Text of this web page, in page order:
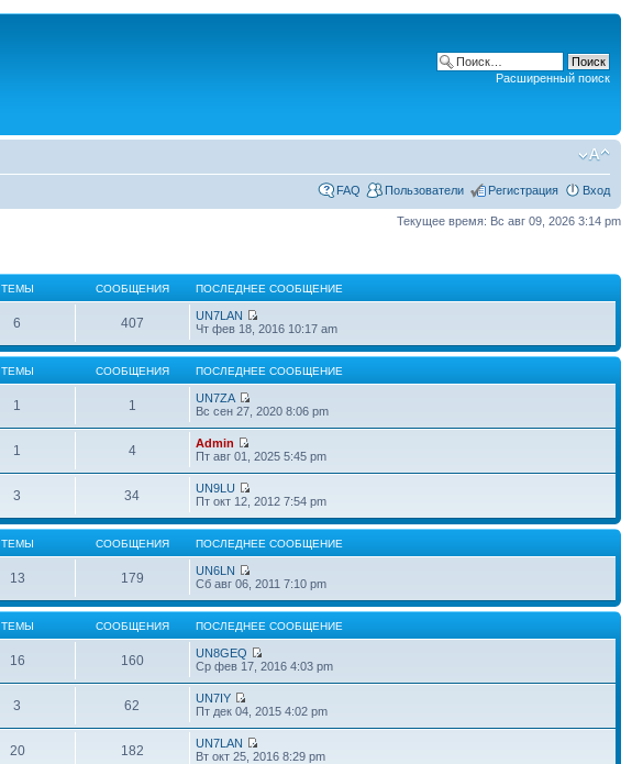
Расширенный поиск
FAQ Пользователи Регистрация Вход
Текущее время: Вс авг 09, 2026 3:14 pm
ТЕМЫ СООБЩЕНИЯ ПОСЛЕДНЕЕ СООБЩЕНИЕ
6 407
UN7LAN
Чт фев 18, 2016 10:17 am
ТЕМЫ СООБЩЕНИЯ ПОСЛЕДНЕЕ СООБЩЕНИЕ
1 1
UN7ZA
Вс сен 27, 2020 8:06 pm
1 4
Admin
Пт авг 01, 2025 5:45 pm
3 34
UN9LU
Пт окт 12, 2012 7:54 pm
ТЕМЫ СООБЩЕНИЯ ПОСЛЕДНЕЕ СООБЩЕНИЕ
13 179
UN6LN
Сб авг 06, 2011 7:10 pm
ТЕМЫ СООБЩЕНИЯ ПОСЛЕДНЕЕ СООБЩЕНИЕ
16 160
UN8GEQ
Ср фев 17, 2016 4:03 pm
3 62
UN7IY
Пт дек 04, 2015 4:02 pm
20 182
UN7LAN
Вт окт 25, 2016 8:29 pm